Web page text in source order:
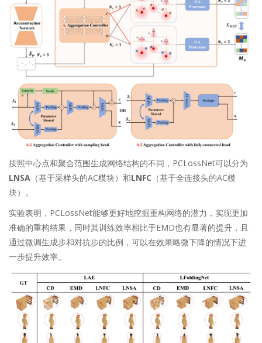
按照中心点和聚合范围生成网络结构的不同，PCLossNet可以分为
LNSA （基于采样头的AC模块）和LNFC （基于全连接头的AC模
块）。
实验表明，PCLossNet能够更好地挖掘重构网络的潜力，实现更加
准确的重构结果，同时其训练效率相比于EMD也有显著的提升，且
通过微调生成步和对抗步的比例，可以在效果略微下降的情况下进
一步提升效率。